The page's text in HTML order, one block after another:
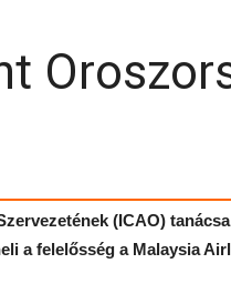
(ICAO)
a felelősség a Malaysia